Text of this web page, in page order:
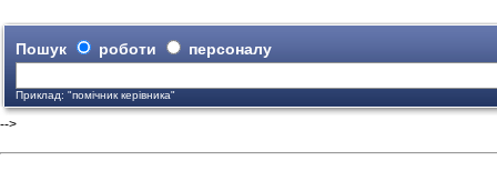
Пошук роботи персоналу
Приклад: "помічник керівника"
-->